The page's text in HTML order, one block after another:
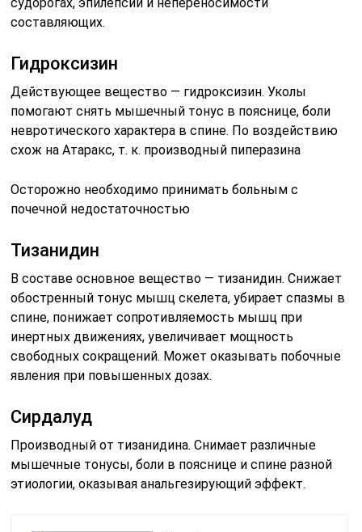
составляющих.
Гидроксизин
Действующее вещество — гидроксизин. Уколы
помогают снять мышечный тонус в пояснице, боли
невротического характера в спине. По воздействию
схож на Атаракс, т. к. производный пиперазина
Осторожно необходимо принимать больным с
почечной недостаточностью
Тизанидин
В составе основное вещество — тизанидин. Снижает
обостренный тонус мышц скелета, убирает спазмы в
спине, понижает сопротивляемость мышц при
инертных движениях, увеличивает мощность
свободных сокращений. Может оказывать побочные
явления при повышенных дозах.
Сирдалуд
Производный от тизанидина. Снимает различные
мышечные тонусы, боли в пояснице и спине разной
этиологии, оказывая анальгезирующий эффект.